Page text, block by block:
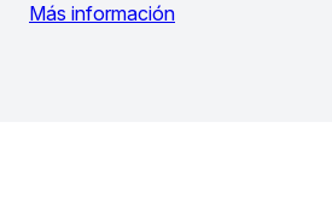
Más información